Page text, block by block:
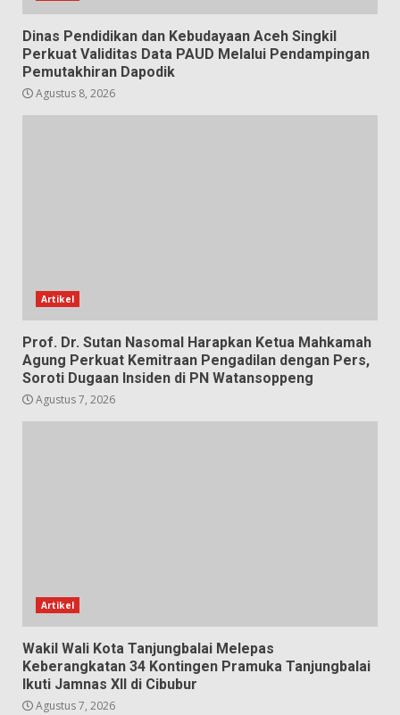
Dinas Pendidikan dan Kebudayaan Aceh Singkil
Perkuat Validitas Data PAUD Melalui Pendampingan
Pemutakhiran Dapodik
Agustus 8, 2026
Artikel
Prof. Dr. Sutan Nasomal Harapkan Ketua Mahkamah
Agung Perkuat Kemitraan Pengadilan dengan Pers,
Soroti Dugaan Insiden di PN Watansoppeng
Agustus 7, 2026
Artikel
Wakil Wali Kota Tanjungbalai Melepas
Keberangkatan 34 Kontingen Pramuka Tanjungbalai
Ikuti Jamnas XII di Cibubur
Agustus 7, 2026